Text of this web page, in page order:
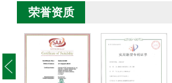
荣誉资质